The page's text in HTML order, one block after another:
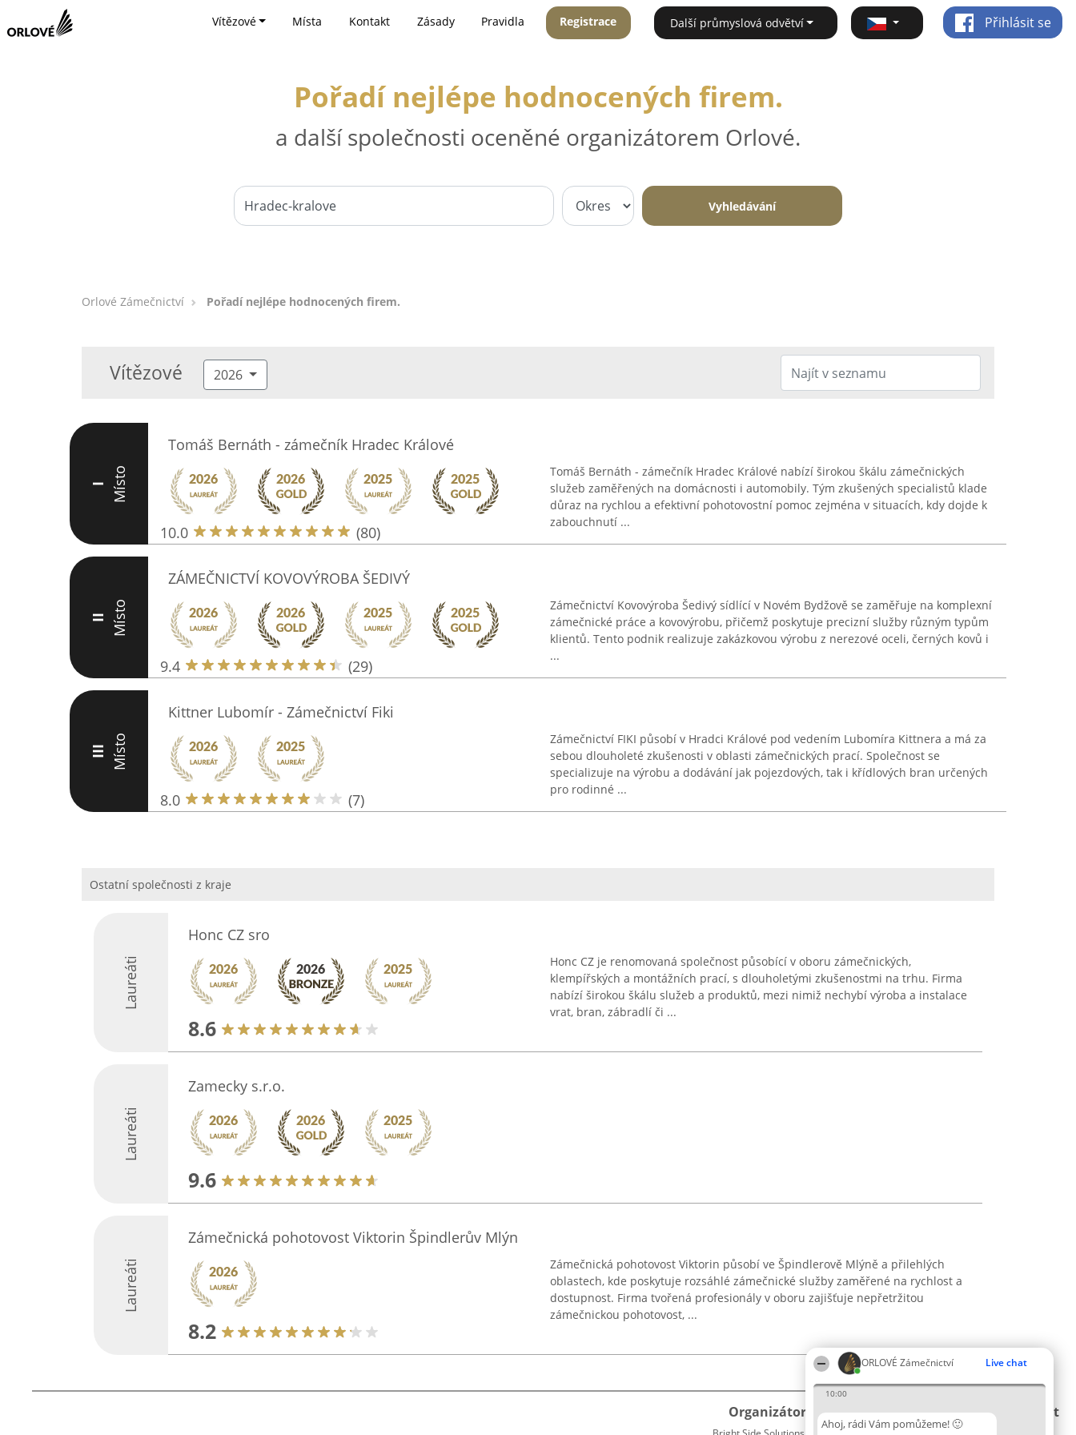
ORLOVÉ Zámečnictví Live chat
10:00
Ahoj, rádi Vám pomůžeme! 🙂
Vítězové Místa Kontakt Zásady Pravidla Registrace Další průmyslová odvětví Přihlásit se
Pořadí nejlépe hodnocených firem.
a další společnosti oceněné organizátorem Orlové.
Vyhledávání
Orlové Zámečnictví Pořadí nejlépe hodnocených firem.
Vítězové 2026
I Místo
Tomáš Bernáth - zámečník Hradec Králové
10.0 (80)
Tomáš Bernáth - zámečník Hradec Králové nabízí širokou škálu zámečnických
služeb zaměřených na domácnosti i automobily. Tým zkušených specialistů klade
důraz na rychlou a efektivní pohotovostní pomoc zejména v situacích, kdy dojde k
zabouchnutí ...
II Místo
ZÁMEČNICTVÍ KOVOVÝROBA ŠEDIVÝ
9.4 (29)
Zámečnictví Kovovýroba Šedivý sídlící v Novém Bydžově se zaměřuje na komplexní
zámečnické práce a kovovýrobu, přičemž poskytuje precizní služby různým typům
klientů. Tento podnik realizuje zakázkovou výrobu z nerezové oceli, černých kovů i
...
III Místo
Kittner Lubomír - Zámečnictví Fiki
8.0 (7)
Zámečnictví FIKI působí v Hradci Králové pod vedením Lubomíra Kittnera a má za
sebou dlouholeté zkušenosti v oblasti zámečnických prací. Společnost se
specializuje na výrobu a dodávání jak pojezdových, tak i křídlových bran určených
pro rodinné ...
Ostatní společnosti z kraje
Laureáti
Honc CZ sro
8.6
Honc CZ je renomovaná společnost působící v oboru zámečnických,
klempířských a montážních prací, s dlouholetými zkušenostmi na trhu. Firma
nabízí širokou škálu služeb a produktů, mezi nimiž nechybí výroba a instalace
vrat, bran, zábradlí či ...
Laureáti
Zamecky s.r.o.
9.6
Laureáti
Zámečnická pohotovost Viktorin Špindlerův Mlýn
8.2
Zámečnická pohotovost Viktorin působí ve Špindlerově Mlýně a přilehlých
oblastech, kde poskytuje rozsáhlé zámečnické služby zaměřené na rychlost a
dostupnost. Firma tvořená profesionály v oboru zajišťuje nepřetržitou
zámečnickou pohotovost, ...
Organizátor hlasování Plebiscyt Kontakt